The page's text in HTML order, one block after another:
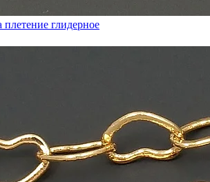
глидерное